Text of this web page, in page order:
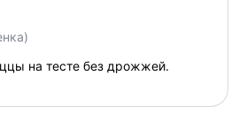
на тесте без дрожжей.